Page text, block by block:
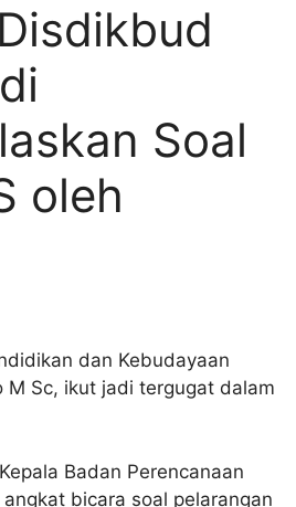
Soal
oleh
dan Kebudayaan
M Sc, ikut jadi tergugat dalam
Badan Perencanaan
bicara soal pelarangan